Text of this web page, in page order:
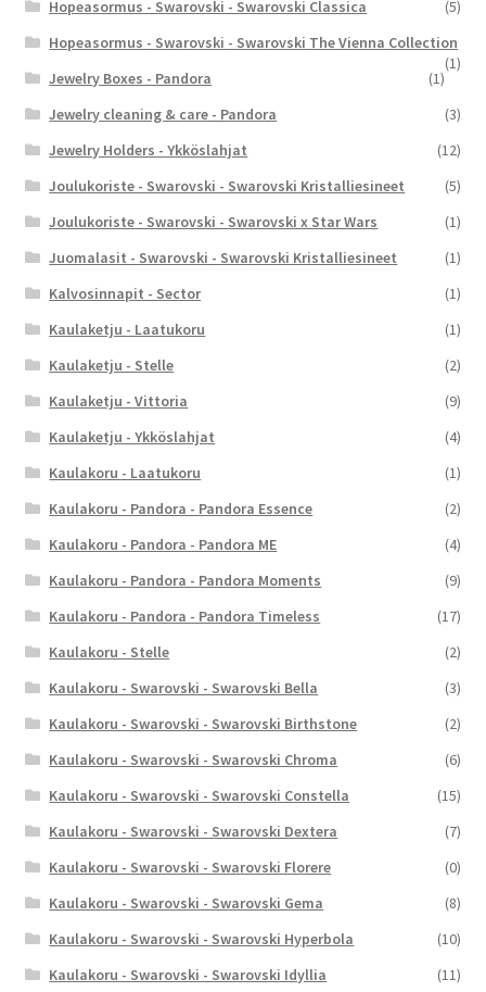
Hopeasormus - Swarovski - Swarovski Classica
(5)
Hopeasormus - Swarovski - Swarovski The Vienna Collection
(1)
Jewelry Boxes - Pandora
(1)
Jewelry cleaning & care - Pandora
(3)
Jewelry Holders - Ykköslahjat
(12)
Joulukoriste - Swarovski - Swarovski Kristalliesineet
(5)
Joulukoriste - Swarovski - Swarovski x Star Wars
(1)
Juomalasit - Swarovski - Swarovski Kristalliesineet
(1)
Kalvosinnapit - Sector
(1)
Kaulaketju - Laatukoru
(1)
Kaulaketju - Stelle
(2)
Kaulaketju - Vittoria
(9)
Kaulaketju - Ykköslahjat
(4)
Kaulakoru - Laatukoru
(1)
Kaulakoru - Pandora - Pandora Essence
(2)
Kaulakoru - Pandora - Pandora ME
(4)
Kaulakoru - Pandora - Pandora Moments
(9)
Kaulakoru - Pandora - Pandora Timeless
(17)
Kaulakoru - Stelle
(2)
Kaulakoru - Swarovski - Swarovski Bella
(3)
Kaulakoru - Swarovski - Swarovski Birthstone
(2)
Kaulakoru - Swarovski - Swarovski Chroma
(6)
Kaulakoru - Swarovski - Swarovski Constella
(15)
Kaulakoru - Swarovski - Swarovski Dextera
(7)
Kaulakoru - Swarovski - Swarovski Florere
(0)
Kaulakoru - Swarovski - Swarovski Gema
(8)
Kaulakoru - Swarovski - Swarovski Hyperbola
(10)
Kaulakoru - Swarovski - Swarovski Idyllia
(11)